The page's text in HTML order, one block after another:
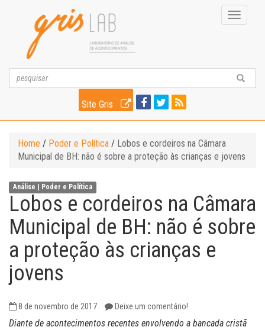
Toggle
Site Gris
Home / Poder e Política / Lobos e cordeiros na Câmara
Municipal de BH: não é sobre a proteção às crianças e jovens
Análise | Poder e Política
Lobos e cordeiros na Câmara
Municipal de BH: não é sobre
a proteção às crianças e
jovens
8 de novembro de 2017 Deixe um comentário!
Diante de acontecimentos recentes envolvendo a bancada cristã